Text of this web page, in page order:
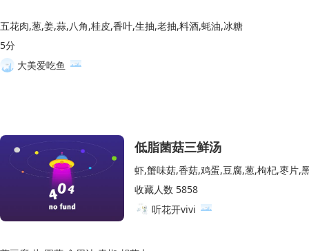
五花肉,葱,姜,蒜,八角,桂皮,香叶,生抽,老抽,料酒,蚝油,冰糖
5分
大美爱吃鱼
低脂菌菇三鲜汤
虾,蟹味菇,香菇,鸡蛋,豆腐,葱,枸杞,枣片,
收藏人数 5858
听花开vivi